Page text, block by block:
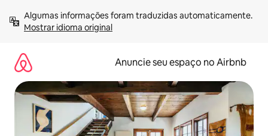
para
Mostrar idioma original
Anuncie seu espaço no Airbnb